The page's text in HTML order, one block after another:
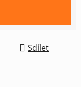
Sdílet